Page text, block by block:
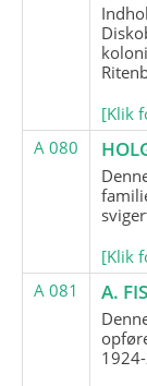
[Klik
A 080
[Klik
A 081
A.